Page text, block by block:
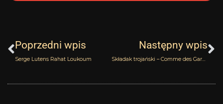
Poprzedni wpis
Serge Lutens Rahat Loukoum
Następny wpis
Składak trojański – Comme des Garcons Monocle Scent One: Hinoki